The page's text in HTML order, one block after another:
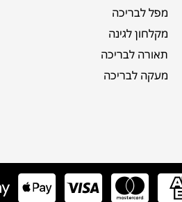
מפל לבריכה
מקלחון לגינה
תאורה לבריכה
מעקה לבריכה